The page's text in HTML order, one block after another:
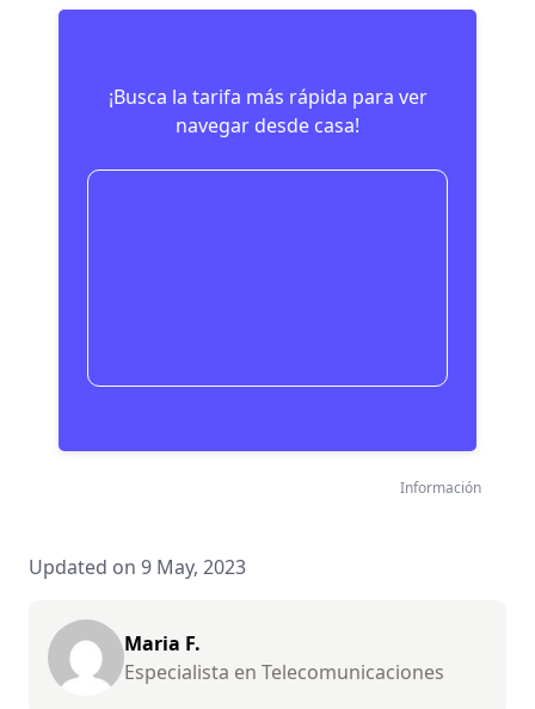
¡Busca la tarifa más rápida para ver
navegar desde casa!
Empieza a ahorrar
Información
Updated on 9 May, 2023
Maria F.
Especialista en Telecomunicaciones